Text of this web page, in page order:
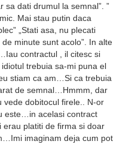
dati drumul la semnal”. ”
Mai stau putin daca
„Stati asa, nu plecati
minute sunt acolo”. In alte
contractul , il citesc si
trebuia sa-mi puna el
stiam ca am…Si ca trebuia
de semnal…Hmmm, dar
vede dobitocul firele.. N-or
este…in acelasi contract
platiti de firma si doar
imaginam deja cum pot